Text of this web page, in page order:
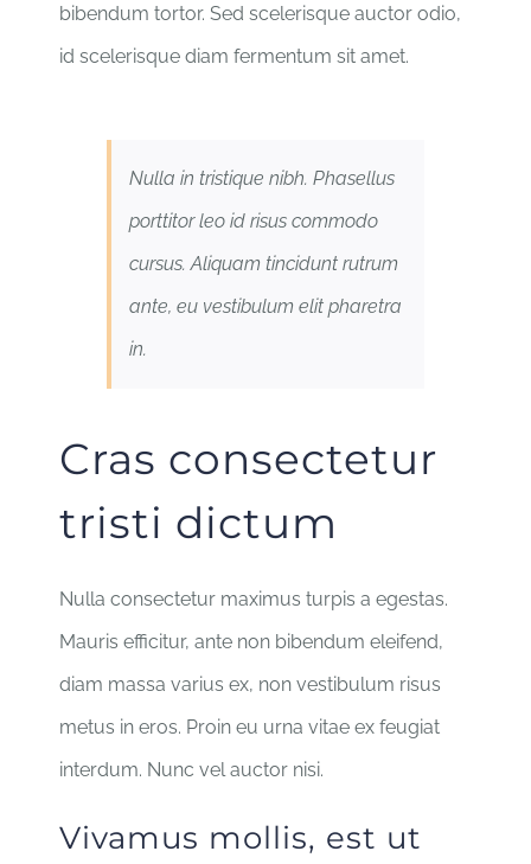
bibendum tortor. Sed scelerisque auctor odio,
id scelerisque diam fermentum sit amet.
Nulla in tristique nibh. Phasellus
porttitor leo id risus commodo
cursus. Aliquam tincidunt rutrum
ante, eu vestibulum elit pharetra
in.
Cras consectetur
tristi dictum
Nulla consectetur maximus turpis a egestas.
Mauris efficitur, ante non bibendum eleifend,
diam massa varius ex, non vestibulum risus
metus in eros. Proin eu urna vitae ex feugiat
interdum. Nunc vel auctor nisi.
Vivamus mollis, est ut